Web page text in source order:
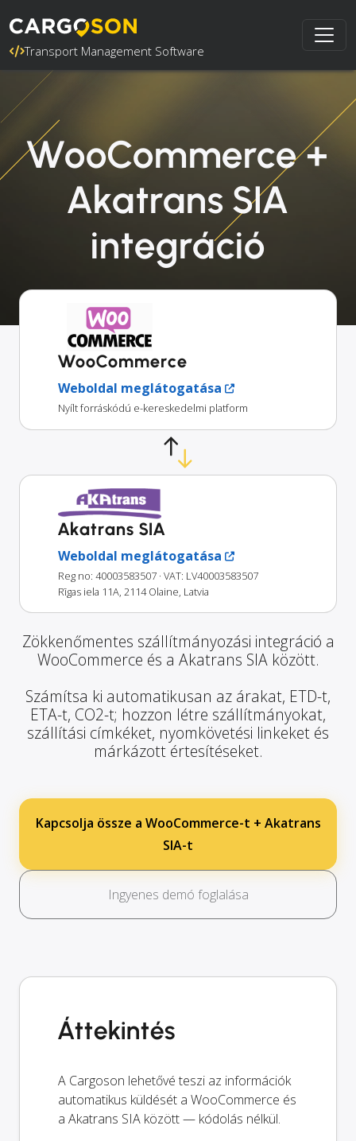
Transport Management Software
WooCommerce +
Akatrans SIA
integráció
WooCommerce
Weboldal meglátogatása
Nyílt forráskódú e-kereskedelmi platform
Akatrans SIA
Weboldal meglátogatása
Reg no: 40003583507 · VAT: LV40003583507
Rīgas iela 11A, 2114 Olaine, Latvia
Zökkenőmentes szállítmányozási integráció a
WooCommerce és a Akatrans SIA között.
Számítsa ki automatikusan az árakat, ETD-t,
ETA-t, CO2-t; hozzon létre szállítmányokat,
szállítási címkéket, nyomkövetési linkeket és
márkázott értesítéseket.
Kapcsolja össze a WooCommerce-t + Akatrans
SIA-t
Ingyenes demó foglalása
Áttekintés
A Cargoson lehetővé teszi az információk
automatikus küldését a WooCommerce és
a Akatrans SIA között — kódolás nélkül.